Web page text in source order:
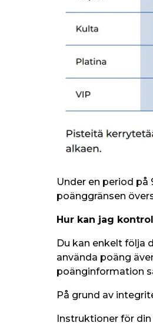
Under en period
poänggränsen
Hur kan jag
Du kan enkelt följa
använda poäng
poänginformation
På grund av
Instruktioner för